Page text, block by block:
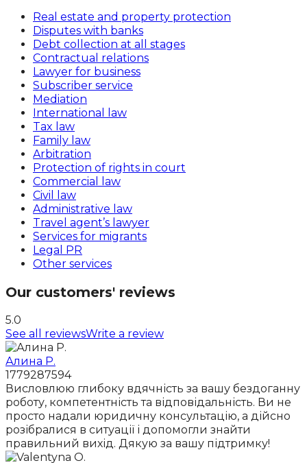
Real estate and property protection
Disputes with banks
Debt collection at all stages
Contractual relations
Lawyer for business
Subscriber service
Mediation
International law
Tax law
Family law
Arbitration
Protection of rights in court
Commercial law
Civil law
Administrative law
Travel agent’s lawyer
Services for migrants
Legal PR
Other services
Our customers' reviews
5.0
See all reviewsWrite a review
Алина Р.
1779287594
Висловлюю глибоку вдячність за вашу бездоганну
роботу, компетентність та відповідальність. Ви не
просто надали юридичну консультацію, а дійсно
розібралися в ситуації і допомогли знайти
правильний вихід. Дякую за вашу підтримку!